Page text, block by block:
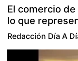
El comercio
lo que
Redacción Día A